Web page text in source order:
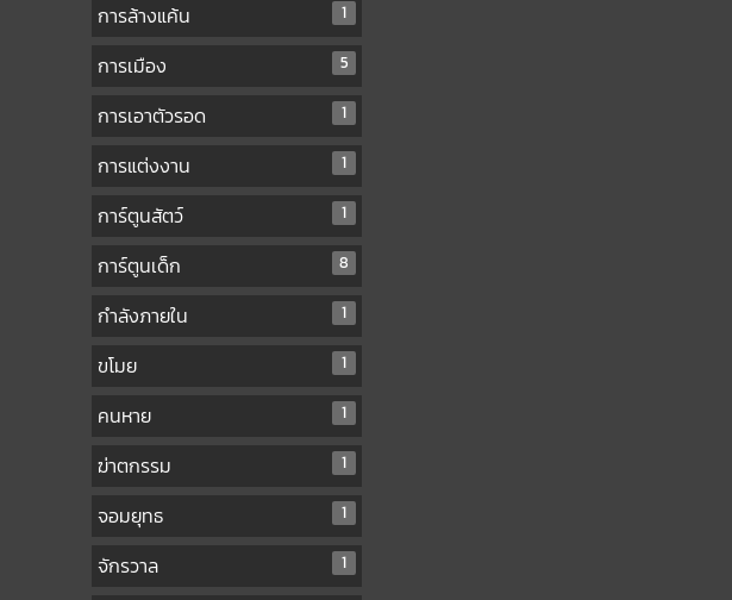
การล้างแค้น 1
การเมือง 5
การเอาตัวรอด 1
การแต่งงาน 1
การ์ตูนสัตว์ 1
การ์ตูนเด็ก 8
กำลังภายใน 1
ขโมย 1
คนหาย 1
ฆ่าตกรรม 1
จอมยุทธ 1
จักรวาล 1